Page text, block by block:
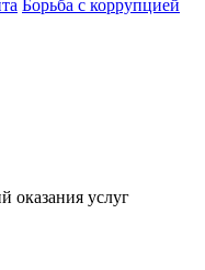
Борьба с коррупцией
оказания услуг